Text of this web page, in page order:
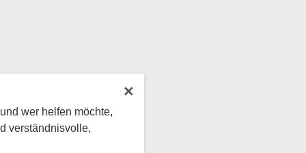
×
wer helfen möchte,
verständnisvolle,